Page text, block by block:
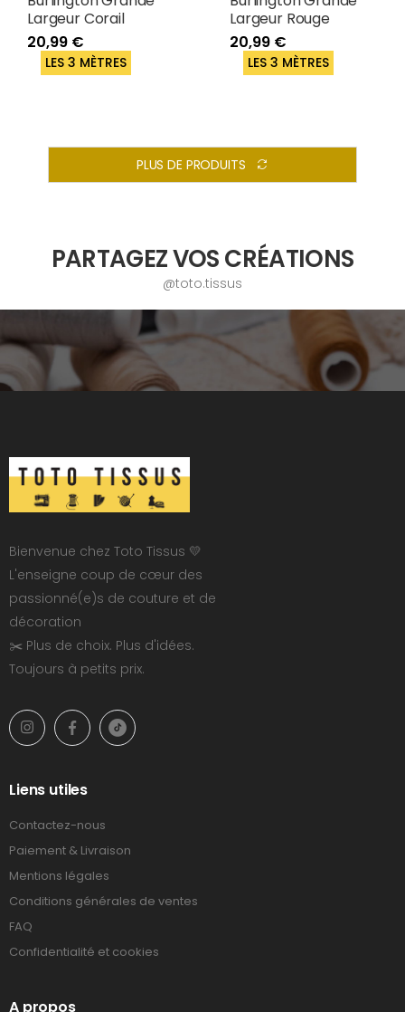
Largeur Corail
20,99 €
LES 3 MÈTRES
Largeur Rouge
20,99 €
LES 3 MÈTRES
PLUS DE PRODUITS
PARTAGEZ VOS CRÉATIONS
@toto.tissus
Bienvenue chez Toto Tissus 💛
L'enseigne coup de cœur des
passionné(e)s de couture et de
décoration
✂️ Plus de choix. Plus d'idées.
Toujours à petits prix.
Liens utiles
Contactez-nous
Paiement & Livraison
Mentions légales
Conditions générales de ventes
FAQ
Confidentialité et cookies
A propos